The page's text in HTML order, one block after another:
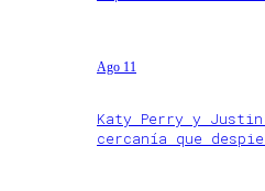
Ago 11
Katy Perry y
cercanía que